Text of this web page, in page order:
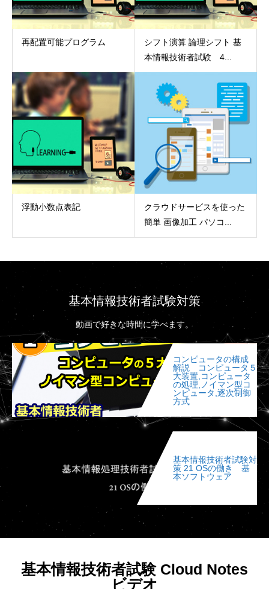
再配置可能プログラム
シフト演算 論理シフト 基
本情報技術者試験 4...
浮動小数点表記
クラウドサービスを使った
簡単 画像加工 パソコ...
基本情報技術者試験対策
動画で好きな時間に学べます。
コンピュータの構成
解説 コンピュータ５
大装置,コンピュータ
の処理,ノイマン型コ
ンピュータ,逐次制御
方式
基本情報技術者試験対
策 21 OSの働き 基
本ソフトウェア
基本情報技術者試験 Cloud Notes
ビデオ